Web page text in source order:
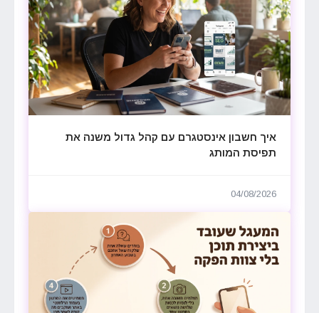
איך חשבון אינסטגרם עם קהל גדול משנה את
תפיסת המותג
04/08/2026